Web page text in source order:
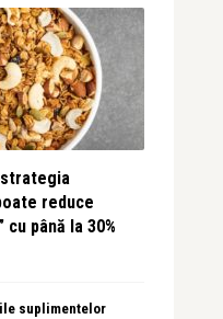
reduce
până la 30%
suplimentelor